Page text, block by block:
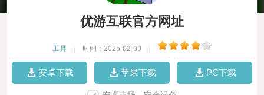
优游互联官方网址
工具 时间：2025-02-09
安卓下载 苹果下载 PC下载